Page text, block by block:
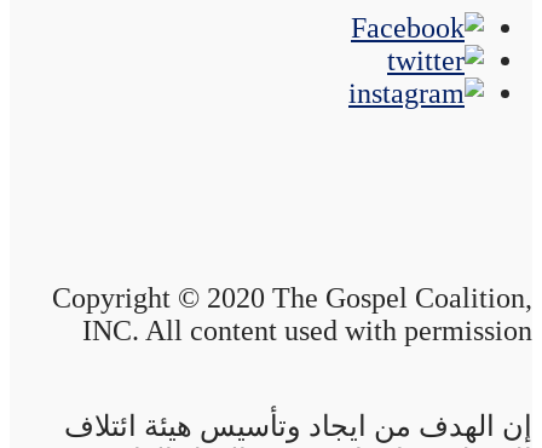
Copyright © 2020 The Gospel Coalition,
INC. All content used with permission
إن الهدف من ايجاد وتأسيس هيئة ائتلاف